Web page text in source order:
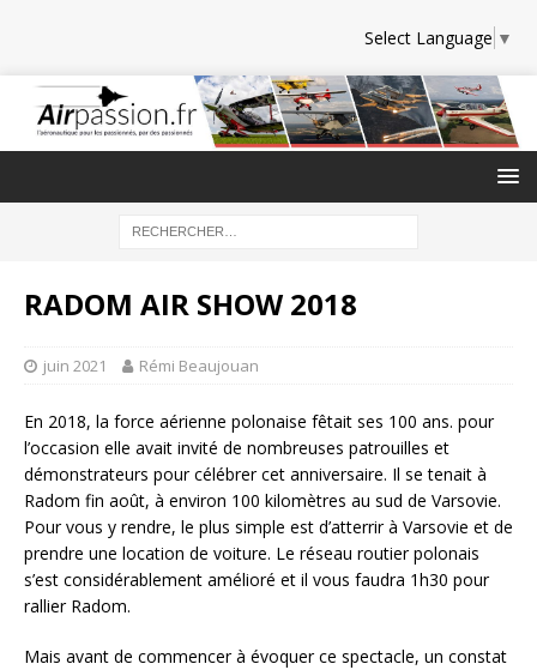
Select Language ▼
RADOM AIR SHOW 2018
juin 2021 Rémi Beaujouan
En 2018, la force aérienne polonaise fêtait ses 100 ans. pour
l’occasion elle avait invité de nombreuses patrouilles et
démonstrateurs pour célébrer cet anniversaire. Il se tenait à
Radom fin août, à environ 100 kilomètres au sud de Varsovie.
Pour vous y rendre, le plus simple est d’atterrir à Varsovie et de
prendre une location de voiture. Le réseau routier polonais
s’est considérablement amélioré et il vous faudra 1h30 pour
rallier Radom.
Mais avant de commencer à évoquer ce spectacle, un constat